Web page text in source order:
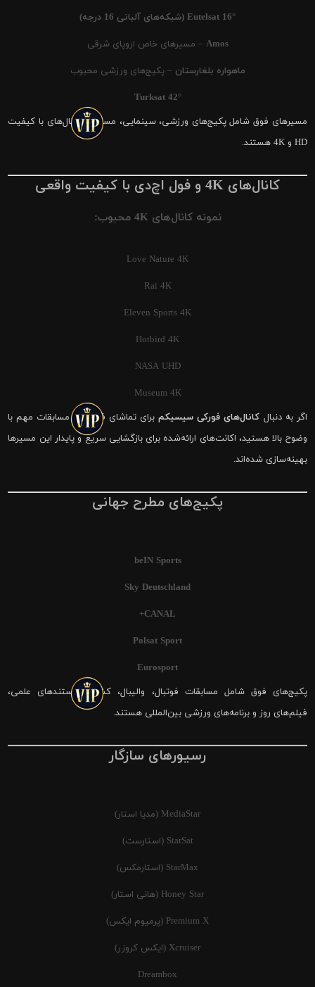
Eutelsat 16° (شبکه‌های آلبانی 16 درجه)
Amos – مسیرهای خاص اروپای شرقی
ماهواره بلغارستان – پکیج‌های ورزشی محبوب
Turksat 42°
مسیرهای فوق شامل پکیج‌های ورزشی، سینمایی، مستند و کانال‌های با کیفیت
HD و 4K هستند.
کانال‌های 4K و فول اچ‌دی با کیفیت واقعی
نمونه کانال‌های 4K محبوب:
Love Nature 4K
Rai 4K
Eleven Sports 4K
Hotbird 4K
NASA UHD
Museum 4K
اگر به دنبال کانال‌های فورکی سیسیکمبرای تماشای فوتبال و مسابقات مهم با
وضوح بالا هستید، اکانت‌های ارائه‌شده برای بازگشایی سریع و پایدار این مسیرها
بهینه‌سازی شده‌اند.
پکیج‌های مطرح جهانی
beIN Sports
Sky Deutschland
CANAL+
Polsat Sport
Eurosport
پکیج‌های فوق شامل مسابقات فوتبال، والیبال، کشتی، مستندهای علمی،
فیلم‌های روز و برنامه‌های ورزشی بین‌المللی هستند.
رسیورهای سازگار
MediaStar (مدیا استار)
StarSat (استارست)
StarMax (استارمکس)
Honey Star (هانی استار)
Premium X (پرمیوم ایکس)
Xcruiser (ایکس کروزر)
Dreambox